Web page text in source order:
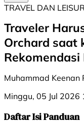
TRAVEL DAN
Traveler
Orchard saat
Muhammad Keenan
Minggu, 05 Jul 2026
Daftar Isi Panduan